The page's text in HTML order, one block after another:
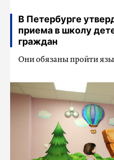
В Петербурге
приема в школу
граждан
Они обязаны пройти